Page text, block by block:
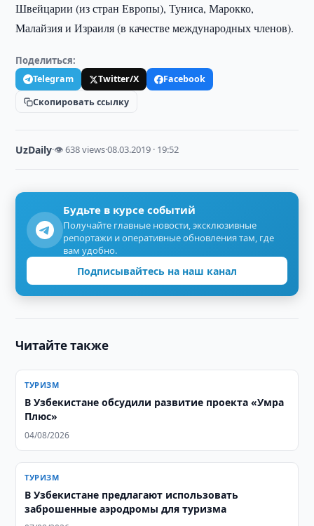
Швейцарии (из стран Европы), Туниса, Марокко,
Малайзия и Израиля (в качестве международных членов).
Поделиться:
Telegram Twitter/X
Facebook
Скопировать ссылку
UzDaily·👁 638 views·08.03.2019 · 19:52
Будьте в курсе событий
Получайте главные новости, эксклюзивные
репортажи и оперативные обновления там, где
вам удобно.
Подписывайтесь на наш канал
Читайте также
ТУРИЗМ
В Узбекистане обсудили развитие проекта «Умра
Плюс»
04/08/2026
ТУРИЗМ
В Узбекистане предлагают использовать
заброшенные аэродромы для туризма